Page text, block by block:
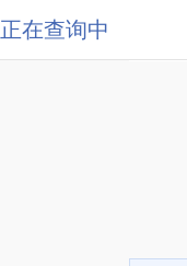
正在查询中